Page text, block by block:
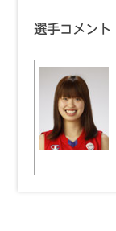
選手コメント